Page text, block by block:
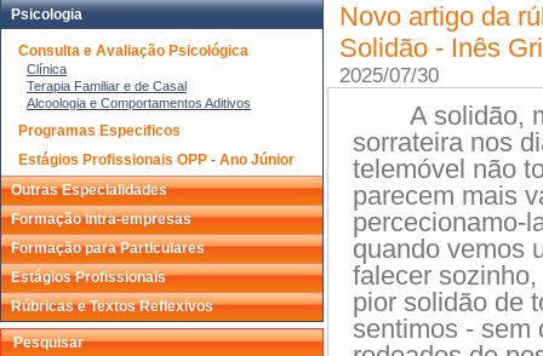
Psicologia
Consulta e Avaliação Psicológica
Clínica
Terapia Familiar e de Casal
Alcoologia e Comportamentos Aditivos
Programas Especificos
Estágios Profissionais OPP - Ano Júnior
Outras Especialidades
Formação Intra-empresas
Formação para Particulares
Estágios Profissionais
Rúbricas e Textos Reflexivos
Pesquisar
Novo artigo da
Solidão - Inês
2025/07/30
A solidão,
sorrateira nos
telemóvel não
parecem mais
percecionamo-
quando vemos
falecer
pior solidão de
sentimos - sem